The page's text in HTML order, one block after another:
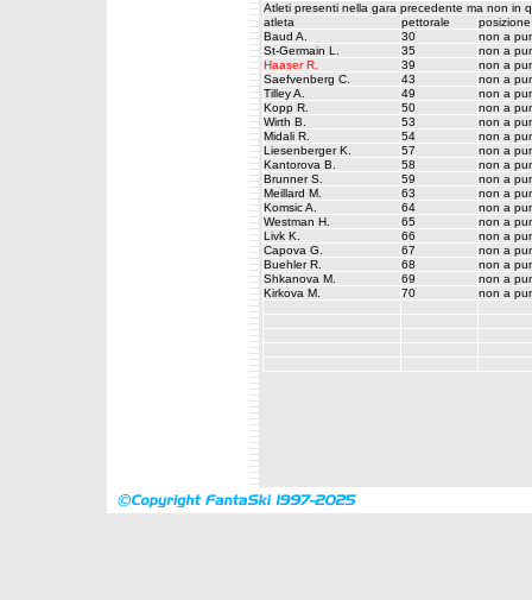
Atleti presenti nella gara precedente ma non in
atleta
pettorale
posizione
Baud A.
30
non a
St-Germain L.
35
non a
Haaser R.
39
non a
Saefvenberg C.
43
non a
Tilley A.
49
non a
Kopp R.
50
non a
Wirth B.
53
non a
Midali R.
54
non a
Liesenberger K.
57
non a
Kantorova B.
58
non a
Brunner S.
59
non a
Meillard M.
63
non a
Komsic A.
64
non a
Westman H.
65
non a
Livk K.
66
non a
Capova G.
67
non a
Buehler R.
68
non a
Shkanova M.
69
non a
Kirkova M.
70 non a